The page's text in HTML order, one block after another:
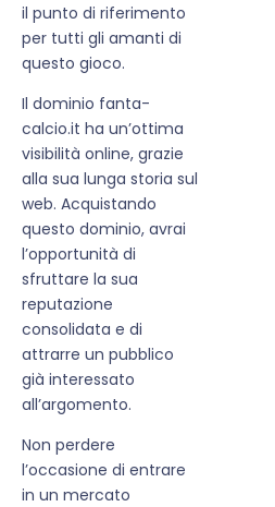
il punto di riferimento
per tutti gli amanti di
questo gioco.
Il dominio fanta-
calcio.it ha un’ottima
visibilità online, grazie
alla sua lunga storia sul
web. Acquistando
questo dominio, avrai
l’opportunità di
sfruttare la sua
reputazione
consolidata e di
attrarre un pubblico
già interessato
all’argomento.
Non perdere
l’occasione di entrare
in un mercato